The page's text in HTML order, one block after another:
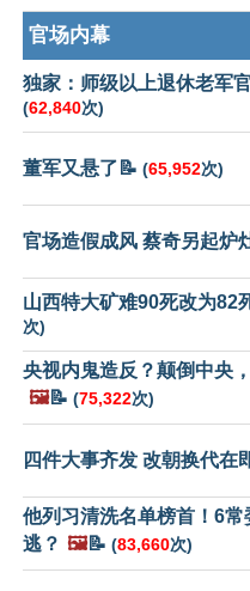
官场内幕
独家：师级以上退休老军
(62,840次)
董军又悬了📝 (65,952次)
官场造假成风 蔡奇另起炉
山西特大矿难90死改为82
次)
央视内鬼造反？颠倒中央
🖼️📝 (75,322次)
四件大事齐发 改朝换代在
他列习清洗名单榜首！6
逃？ 🖼️📝 (83,660次)